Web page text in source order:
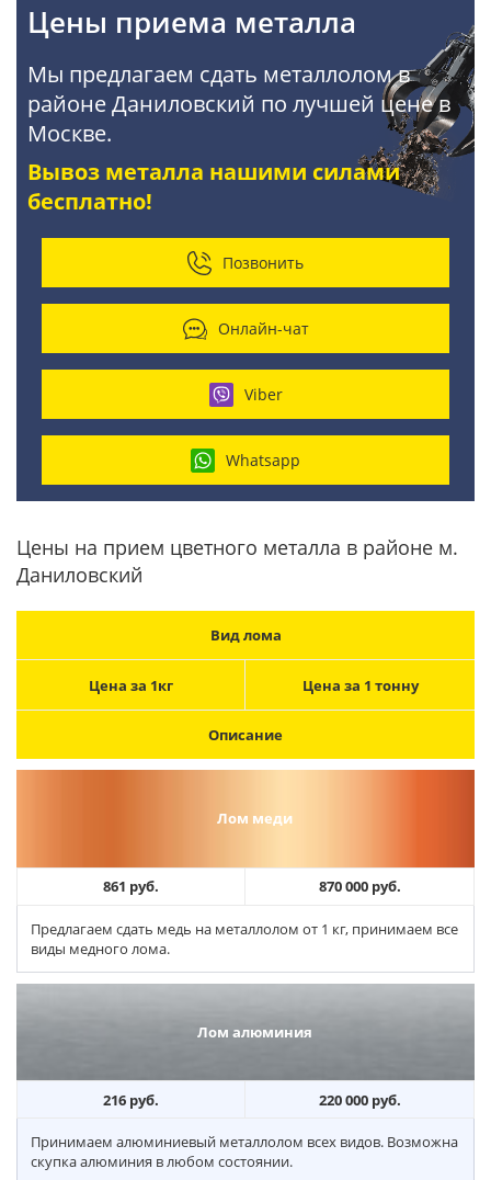
Цены приема металла
Мы предлагаем сдать металлолом в
районе Даниловский по лучшей цене в
Москве.
Вывоз металла нашими силами
бесплатно!
Позвонить
Онлайн-чат
Viber
Whatsapp
Цены на прием цветного металла в районе м.
Даниловский
Вид лома
Цена за 1кг Цена за 1 тонну
Описание
Лом меди
861 руб. 870 000 руб.
Предлагаем сдать медь на металлолом от 1 кг, принимаем все
виды медного лома.
Лом алюминия
216 руб. 220 000 руб.
Принимаем алюминиевый металлолом всех видов. Возможна
скупка алюминия в любом состоянии.